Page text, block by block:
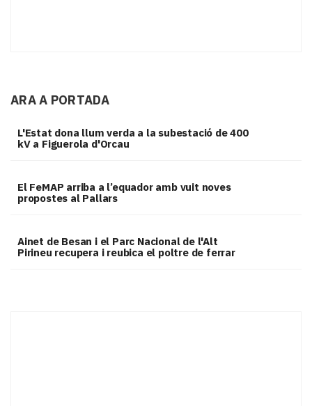
ARA A PORTADA
L'Estat dona llum verda a la subestació de 400
kV a Figuerola d'Orcau
El FeMAP arriba a l’equador amb vuit noves
propostes al Pallars
Ainet de Besan i el Parc Nacional de l'Alt
Pirineu recupera i reubica el poltre de ferrar